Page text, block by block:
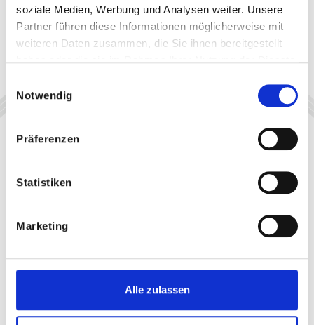
soziale Medien, Werbung und Analysen weiter. Unsere
Partner führen diese Informationen möglicherweise mit
weiteren Daten zusammen, die Sie ihnen bereitgestellt
Notwendig
Präferenzen
Statistiken
Marketing
Alle zulassen